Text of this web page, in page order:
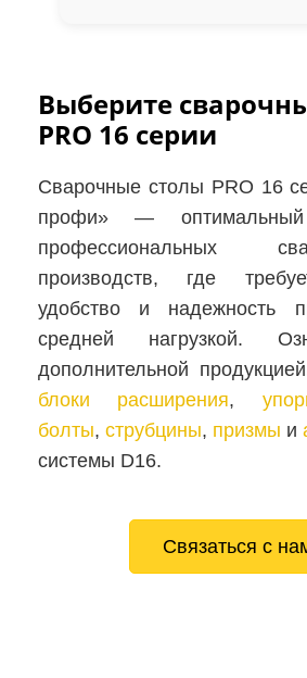
Выберите
PRO 16 серии
Сварочные столы PRO 16
профи» —
профессиональных
производств, где
удобство и надежность
средней нагрузкой.
дополнительной
блоки расширения,
болты, струбцины, призмы и
системы D16.
Связаться с